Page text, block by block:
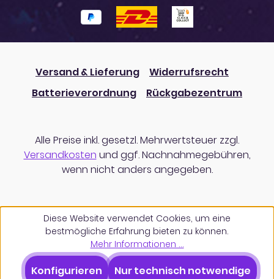
Versand & Lieferung
Widerrufsrecht
Batterieverordnung
Rückgabezentrum
Alle Preise inkl. gesetzl. Mehrwertsteuer zzgl.
Versandkosten und ggf. Nachnahmegebühren,
wenn nicht anders angegeben.
Diese Website verwendet Cookies, um eine
bestmögliche Erfahrung bieten zu können.
Mehr Informationen ...
Nur technisch notwendige
Konfigurieren